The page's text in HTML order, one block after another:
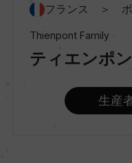
種類
スティルワイン
フルボディ
フランス ＞ ボ
Thienpont Family
ティエンポ
生産